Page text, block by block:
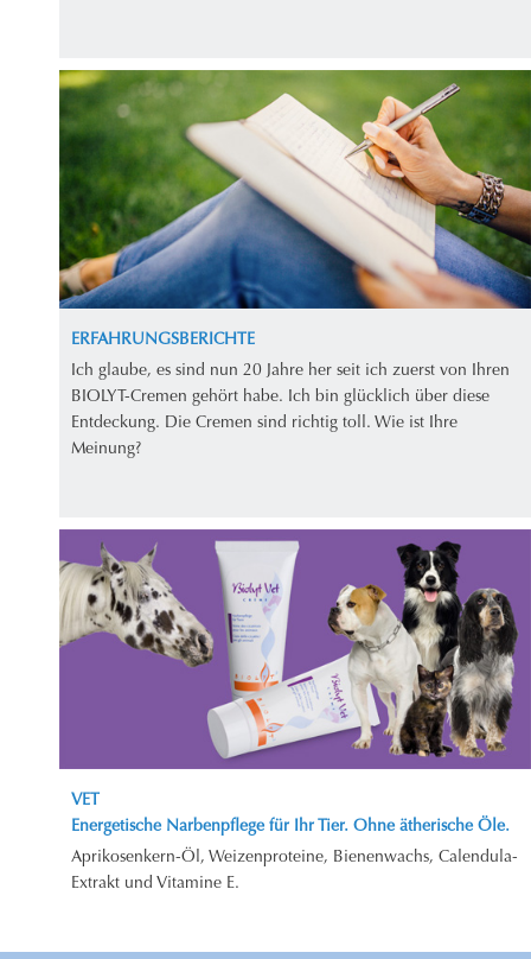
ERFAHRUNGSBERICHTE
Ich glaube, es sind nun 20 Jahre her seit ich zuerst von Ihren
BIOLYT-Cremen gehört habe. Ich bin glücklich über diese
Entdeckung. Die Cremen sind richtig toll. Wie ist Ihre
Meinung?
VET
Energetische Narbenpflege für Ihr Tier. Ohne ätherische Öle.
Aprikosenkern-Öl, Weizenproteine, Bienenwachs, Calendula-
Extrakt und Vitamine E.